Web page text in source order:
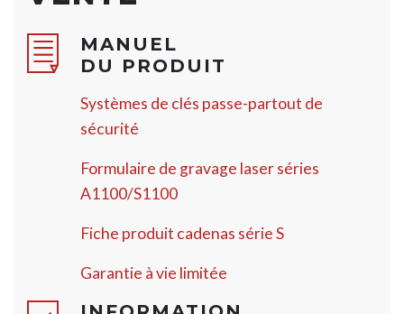
MANUEL
DU PRODUIT
Systèmes de clés passe-partout de
sécurité
Formulaire de gravage laser séries
A1100/S1100
Fiche produit cadenas série S
Garantie à vie limitée